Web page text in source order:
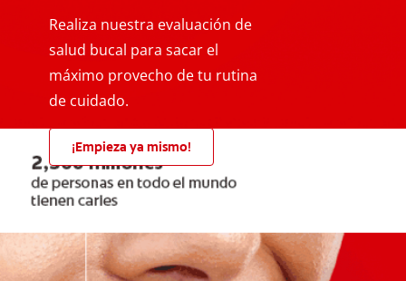
Realiza nuestra evaluación de
salud bucal para sacar el
máximo provecho de tu rutina
de cuidado.
¡Empieza ya mismo!